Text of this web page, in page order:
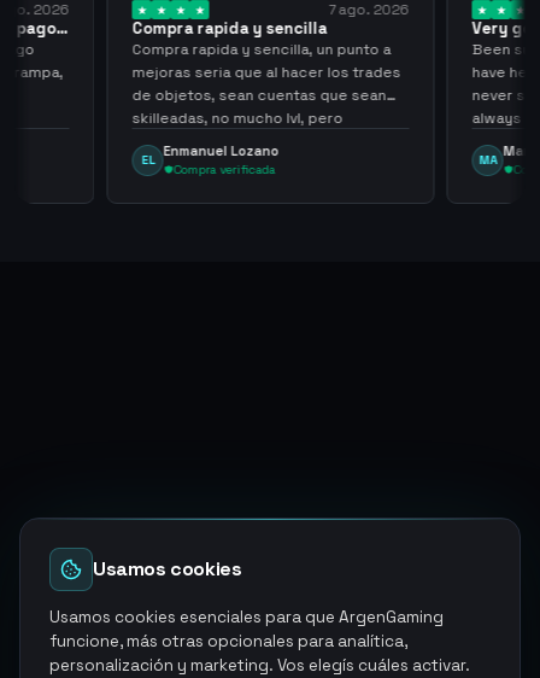
2026
pago…
trampa,
7 ago. 2026
Compra rapida y sencilla
Compra rapida y sencilla, un punto a
mejoras seria que al hacer los trades
de objetos, sean cuentas que sean
skilleadas, no mucho lvl, pero
tampoco una lvl 3, ya que puede
comprometer mi cuenta
EL
Enmanuel Lozano
Compra verificada
Very
Been
have
never
always
MA
Usamos cookies
Usamos cookies esenciales para que ArgenGaming
funcione, más otras opcionales para analítica,
personalización y marketing. Vos elegís cuáles activar.